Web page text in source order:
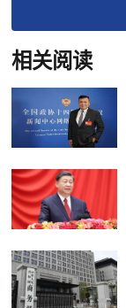
相关阅读